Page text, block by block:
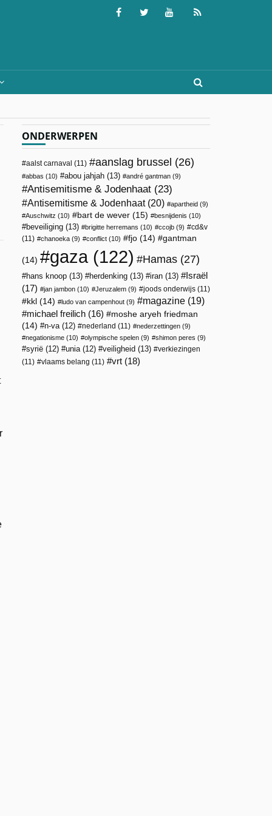
ONDERWERPEN
aalst carnaval (11) aanslag brussel (26)
abbas (10) abou jahjah (13) andré gantman (9)
Antisemitisme & Jodenhaat (23)
Antisemitisme & Jodenhaat(20) apartheid (9)
Auschwitz (10) bart de wever (15) besnijdenis (10)
beveiliging (13) brigitte herremans (10) ccojb (9)
cd&v
(11)
chanoeka (9) conflict (10) fjo (14) gantman
(14) gaza(122) Hamas (27)
hans knoop (13) herdenking (13) iran (13)
Israël
(17)
jan jambon (10) Jeruzalem (9) joods onderwijs (11)
kkl (14) ludo van campenhout (9) magazine (19)
michael freilich (16)
moshe aryeh friedman
(14)
n-va(12) nederland (11) nederzettingen (9)
negationisme (10) olympische spelen (9) shimon peres (9)
syrië (12) unia(12) veiligheid (13)
verkiezingen
(11)
vlaams belang (11) vrt (18)